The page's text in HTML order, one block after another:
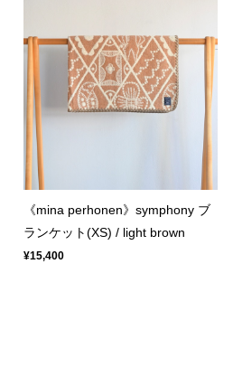
《mina perhonen》symphony ブ
ランケット(XS) / light brown
¥15,400